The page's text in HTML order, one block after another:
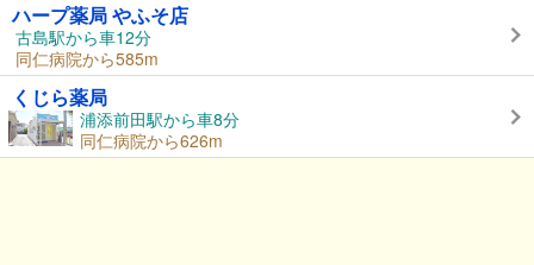
ハープ薬局 やふそ店
古島駅から車12分
同仁病院から585m
くじら薬局
浦添前田駅から車8分
同仁病院から626m